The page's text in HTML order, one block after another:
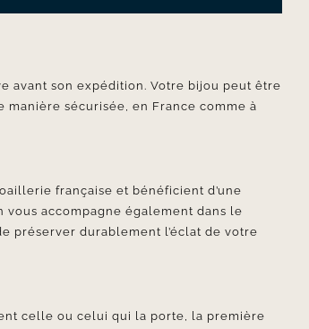
avant son expédition. Votre bijou peut être
manière sécurisée, en France comme à
française et bénéficient d’une
vous accompagne également dans le
préserver durablement l’éclat de votre
celle ou celui qui la porte, la première